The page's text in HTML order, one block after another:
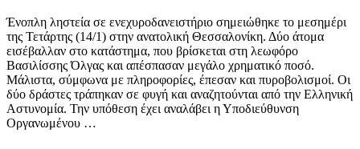
Ένοπλη ληστεία σε ενεχυροδανειστήριο σημειώθηκε το μεσημέρι
της Τετάρτης (14/1) στην ανατολική Θεσσαλονίκη. Δύο άτομα
εισέβαλλαν στο κατάστημα, που βρίσκεται στη λεωφόρο
Βασιλίσσης Όλγας και απέσπασαν μεγάλο χρηματικό ποσό.
Μάλιστα, σύμφωνα με πληροφορίες, έπεσαν και πυροβολισμοί. Οι
δύο δράστες τράπηκαν σε φυγή και αναζητούνται από την Ελληνική
Αστυνομία. Την υπόθεση έχει αναλάβει η Υποδιεύθυνση
Οργανωμένου …